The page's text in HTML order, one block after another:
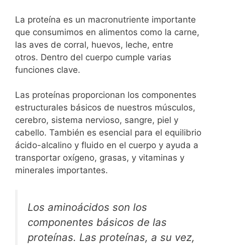
La proteína es un macronutriente importante
que consumimos en alimentos como la carne,
las aves de corral, huevos, leche, entre
otros. Dentro del cuerpo cumple varias
funciones clave.
Las proteínas proporcionan los componentes
estructurales básicos de nuestros músculos,
cerebro, sistema nervioso, sangre, piel y
cabello. También es esencial para el equilibrio
ácido-alcalino y fluido en el cuerpo y ayuda a
transportar oxígeno, grasas, y vitaminas y
minerales importantes.
Los aminoácidos son los
componentes básicos de las
proteínas. Las proteínas, a su vez,